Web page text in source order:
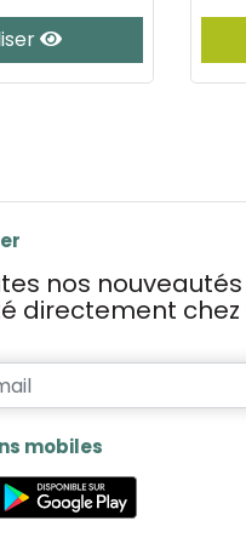
nos
directement chez
mobiles